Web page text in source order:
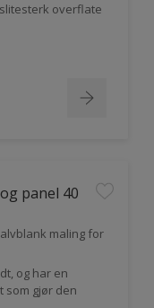
overflate
panel 40
maling for
og har en
som gjør den